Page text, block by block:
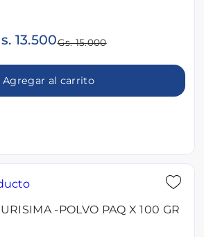
13.500Gs. 15.000
Agregar al carrito
-POLVO PAQ X 100 GR